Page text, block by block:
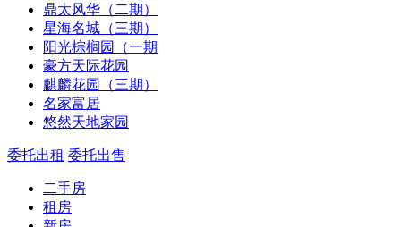
鼎太风华（二期）
星海名城（三期）
阳光棕榈园（一期
豪方天际花园
麒麟花园（三期）
名家富居
悠然天地家园
委托出租 委托出售
二手房
租房